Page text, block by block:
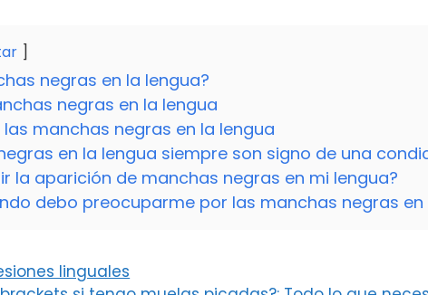
negras en la lengua?
negras en la lengua
manchas negras en la lengua
en la lengua siempre son signo de una
la aparición de manchas negras en mi lengua?
debo preocuparme por las manchas negras en
linguales